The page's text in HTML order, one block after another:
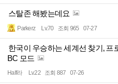
스탈존 해봤는데요
Parkerz Lv.70 조회 965 07-27
한국이 우승하는 세계선 찾기, 프
BC 모드
Half라 Lv.22 조회 887 07-26